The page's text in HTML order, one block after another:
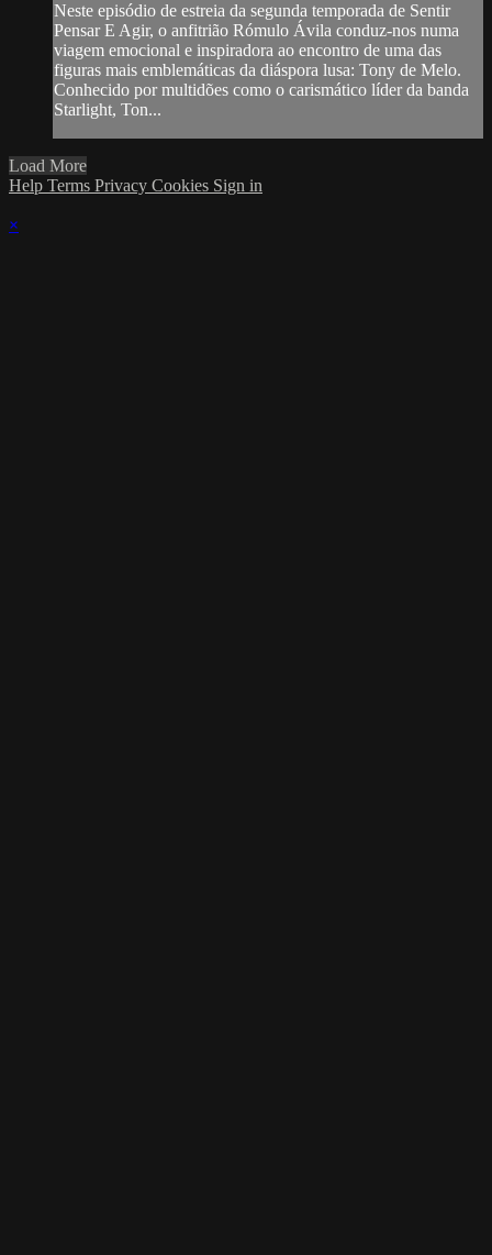
Neste episódio de estreia da segunda temporada de Sentir
Pensar E Agir, o anfitrião Rómulo Ávila conduz-nos numa
viagem emocional e inspiradora ao encontro de uma das
figuras mais emblemáticas da diáspora lusa: Tony de Melo.
Conhecido por multidões como o carismático líder da banda
Starlight, Ton...
Load More
Help Terms Privacy Cookies Sign in
×